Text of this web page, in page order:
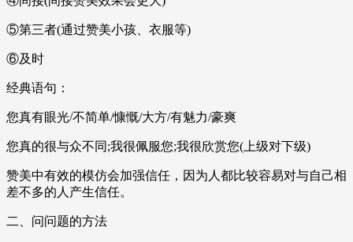
⑤第三者(通过赞美小孩、衣服等)
⑥及时
经典语句：
您真有眼光/不简单/慷慨/大方/有魅力/豪爽
您真的很与众不同;我很佩服您;我很欣赏您(上级对下级)
赞美中有效的模仿会加强信任，因为人都比较容易对与自己相
差不多的人产生信任。
二、问问题的方法